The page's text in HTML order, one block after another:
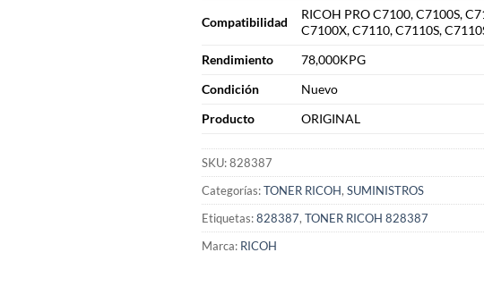
Compatibilidad
RICOH PRO C7100, C7100S,
C7100X, C7110, C7110S,
Rendimiento
78,000KPG
Condición
Nuevo
Producto
ORIGINAL
SKU:828387
Categorías:TONER RICOH,SUMINISTROS
Etiquetas:828387,TONER RICOH 828387
Marca: RICOH